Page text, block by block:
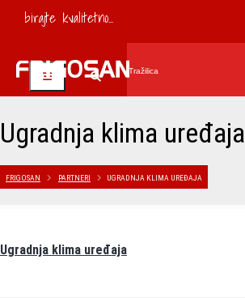
birajte kvalitetno...
Ugradnja klima uređaja
FRIGOSAN PARTNERI UGRADNJA KLIMA UREĐAJA
Ugradnja klima uređaja